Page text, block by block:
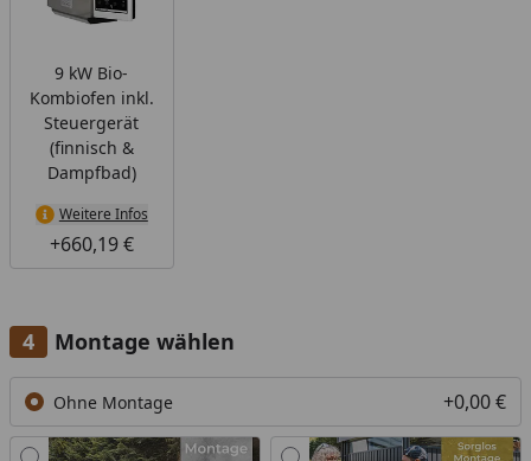
9 kW Bio-
Kombiofen inkl.
Steuergerät
(finnisch &
Dampfbad)
Weitere Infos
+660,19 €
Montage wählen
Ohne Montage +0,00 €